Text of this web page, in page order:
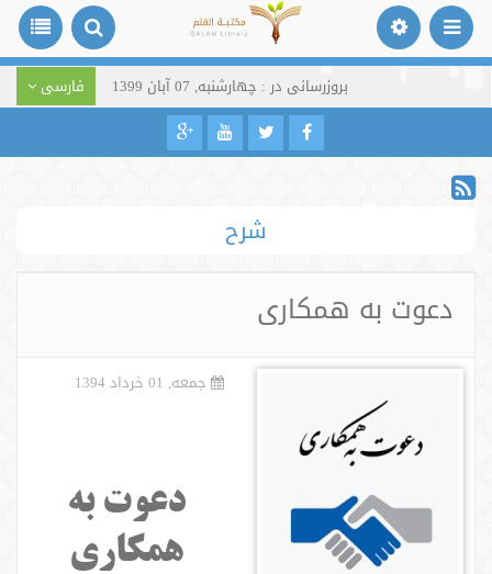
بروزرسانی در : چهارشنبه, 07 آبان 1399 فارسی
شرح
دعوت به همکاری
جمعه, 01 خرداد 1394
دعوت به
همکاری